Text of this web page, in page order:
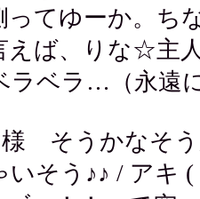
ってゆーか。ち
えば、りな☆主
ラベラ…（永遠
そうかなそう
いそう♪♪ / アキ (